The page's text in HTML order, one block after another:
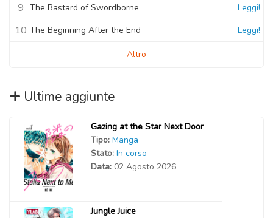
9 The Bastard of Swordborne Leggi!
10 The Beginning After the End Leggi!
Altro
Ultime aggiunte
Gazing at the Star Next Door
Tipo: Manga
Stato: In corso
Data: 02 Agosto 2026
Jungle Juice